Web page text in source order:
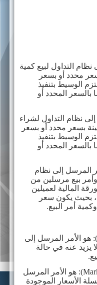
التداول لبيع كمية
محدد أو بسعر
الوسيط بتنفيذ
بالسعر المحدد أو
نظام التداول لشراء
بسعر محدد أو بسعر
الوسيط بتنفيذ
بالسعر المحدد أو
المرسل إلى نظام
بيع مرسلين من
المالية لعميلين
بحيث يكون سعر
أمر البيع.
: هو الأمر المرسل إلى
يزيد عنه في حالة
: هو الأمر المرسل
الأسعار الموجودة